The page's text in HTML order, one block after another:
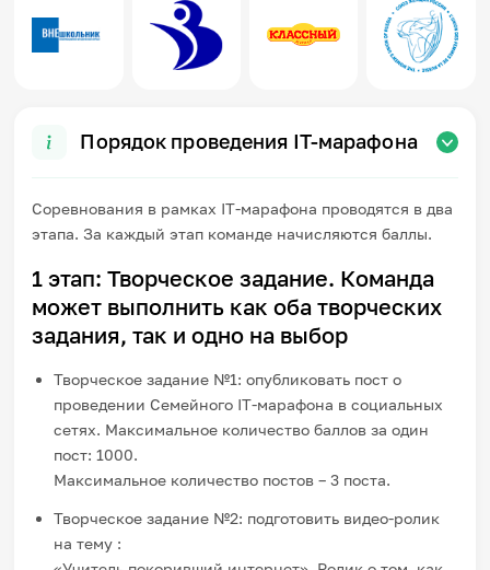
Порядок проведения IT-марафона
Соревнования в рамках IT-марафона проводятся в два
этапа. За каждый этап команде начисляются баллы.
1 этап: Творческое задание. Команда
может выполнить как оба творческих
задания, так и одно на выбор
Творческое задание №1: опубликовать пост о
проведении Семейного IT-марафона в социальных
сетях. Максимальное количество баллов за один
пост: 1000.
Максимальное количество постов – 3 поста.
Творческое задание №2: подготовить видео-ролик
на тему :